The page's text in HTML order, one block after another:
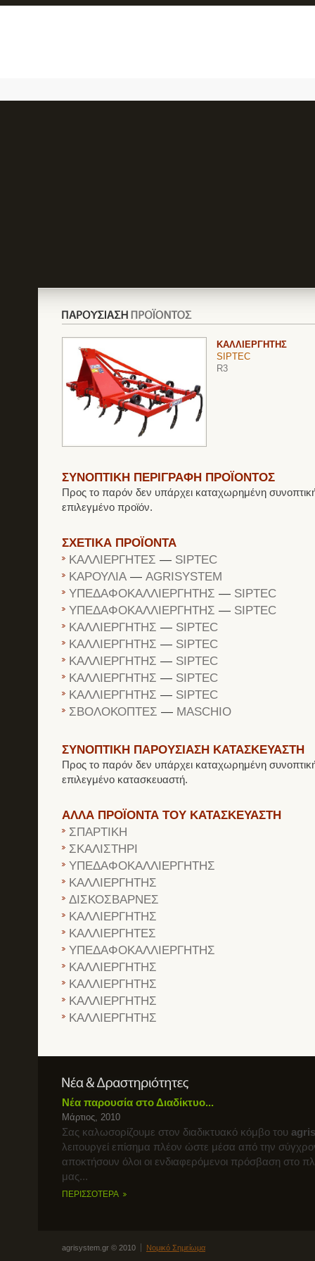
ΚΑΛΛΙΕΡΓΗΤΗΣ
SIPTEC
R3
ΣΥΝΟΠΤΙΚΗ ΠΕΡΙΓΡΑΦΗ ΠΡΟΪΟΝΤΟΣ
Προς το παρόν δεν υπάρχει καταχωρημένη
επιλεγμένο προϊόν.
ΣΧΕΤΙΚΑ ΠΡΟΪΟΝΤΑ
ΚΑΛΛΙΕΡΓΗΤΕΣ — SIPTEC
ΚΑΡΟΥΛΙΑ — AGRISYSTEM
ΥΠΕΔΑΦΟΚΑΛΛΙΕΡΓΗΤΗΣ — SIPTEC
ΥΠΕΔΑΦΟΚΑΛΛΙΕΡΓΗΤΗΣ — SIPTEC
ΚΑΛΛΙΕΡΓΗΤΗΣ — SIPTEC
ΚΑΛΛΙΕΡΓΗΤΗΣ — SIPTEC
ΚΑΛΛΙΕΡΓΗΤΗΣ — SIPTEC
ΚΑΛΛΙΕΡΓΗΤΗΣ — SIPTEC
ΚΑΛΛΙΕΡΓΗΤΗΣ — SIPTEC
ΣΒΟΛΟΚΟΠΤΕΣ — MASCHIO
ΣΥΝΟΠΤΙΚΗ ΠΑΡΟΥΣΙΑΣΗ ΚΑΤΑΣΚΕΥΑΣΤΗ
Προς το παρόν δεν υπάρχει καταχωρημένη
επιλεγμένο κατασκευαστή.
ΑΛΛΑ ΠΡΟΪΟΝΤΑ ΤΟΥ ΚΑΤΑΣΚΕΥΑΣΤΗ
ΣΠΑΡΤΙΚΗ
ΣΚΑΛΙΣΤΗΡΙ
ΥΠΕΔΑΦΟΚΑΛΛΙΕΡΓΗΤΗΣ
ΚΑΛΛΙΕΡΓΗΤΗΣ
ΔΙΣΚΟΣΒΑΡΝΕΣ
ΚΑΛΛΙΕΡΓΗΤΗΣ
ΚΑΛΛΙΕΡΓΗΤΕΣ
ΥΠΕΔΑΦΟΚΑΛΛΙΕΡΓΗΤΗΣ
ΚΑΛΛΙΕΡΓΗΤΗΣ
ΚΑΛΛΙΕΡΓΗΤΗΣ
ΚΑΛΛΙΕΡΓΗΤΗΣ
ΚΑΛΛΙΕΡΓΗΤΗΣ
Νέα παρουσία στο Διαδίκτυο...
Μάρτιος, 2010
Σας καλωσορίζουμε στον διαδικτυακό κόμβο του
λειτουργεί επίσημα πλέον ώστε μέσα από την
αποκτήσουν όλοι οι ενδιαφερόμενοι πρόσβαση στο
μας...
ΠΕΡΙΣΣΟΤΕΡΑ
agrisystem.gr © 2010 Νομικό Σημείωμα